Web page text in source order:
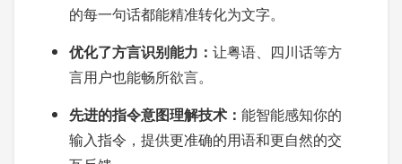
的每一句话都能精准转化为文字。
优化了方言识别能力： 让粤语、四川话等方
言用户也能畅所欲言。
先进的指令意图理解技术： 能智能感知你的
输入指令，提供更准确的用语和更自然的交